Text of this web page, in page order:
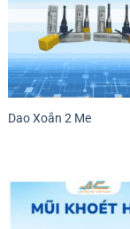
Dao Xoắn 2 Me